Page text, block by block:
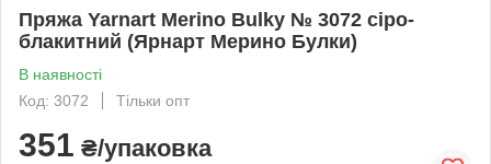
Пряжа Yarnart Merino Bulky № 3072 сіро-
блакитний (Ярнарт Мерино Булки)
В наявності
Код: 3072
Тільки опт
351 ₴/упаковка